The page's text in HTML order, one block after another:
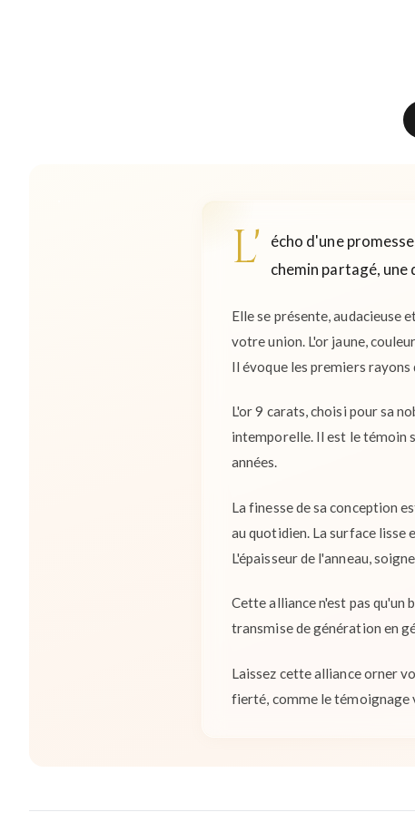
L'
écho d'une
chemin partagé,
Elle se présente, audacieuse
votre union. L'or jaune,
Il évoque les premiers
L'or 9 carats, choisi pour sa
intemporelle. Il est le témoin
années.
La finesse de sa conception
au quotidien. La surface
L'épaisseur de l'anneau,
Cette alliance n'est pas qu'un
transmise de génération en
Laissez cette alliance orner
fierté, comme le témoignage